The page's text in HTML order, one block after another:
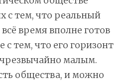
с тем, что реальный
время вполне готов
тем, что его горизонт
малым.
общества, и можно